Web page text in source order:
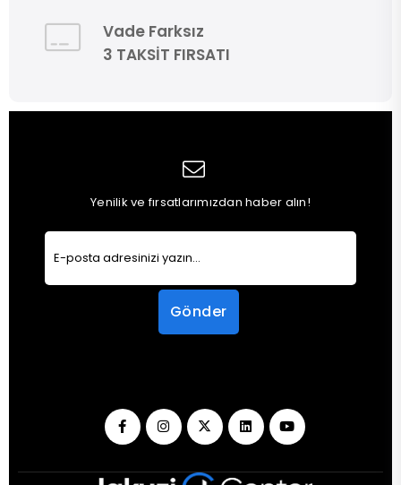
Vade Farksız
3 TAKSİT FIRSATI
Yenilik ve fırsatlarımızdan haber alın!
Gönder